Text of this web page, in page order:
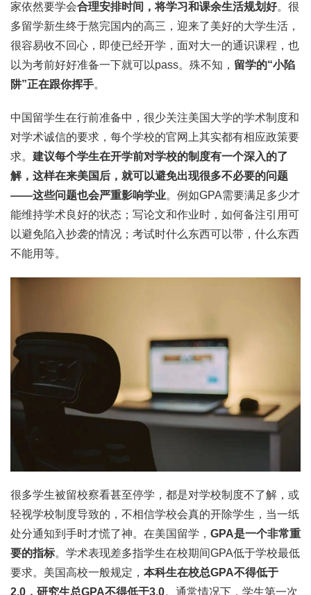
家依然要学会合理安排时间，将学习和课余生活规划好。很
多留学新生终于熬完国内的高三，迎来了美好的大学生活，
很容易收不回心，即使已经开学，面对大一的通识课程，也
以为考前好好准备一下就可以pass。殊不知， 留学的“小陷
阱”正在跟你挥手。
中国留学生在行前准备中，很少关注美国大学的学术制度和
对学术诚信的要求，每个学校的官网上其实都有相应政策要
求。 建议每个学生在开学前对学校的制度有一个深入的了
解，这样在来美国后，就可以避免出现很多不必要的问题
——这些问题也会严重影响学业。例如GPA需要满足多少才
能维持学术良好的状态；写论文和作业时，如何备注引用可
以避免陷入抄袭的情况；考试时什么东西可以带，什么东西
不能用等。
很多学生被留校察看甚至停学，都是对学校制度不了解，或
轻视学校制度导致的，不相信学校会真的开除学生，当一纸
处分通知到手时才慌了神。在美国留学， GPA是一个非常重
要的指标。学术表现差多指学生在校期间GPA低于学校最低
要求。美国高校一般规定， 本科生在校总GPA不得低于
2.0，研究生总GPA不得低于3.0。通常情况下，学生第一次